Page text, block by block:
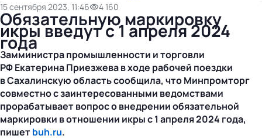
15 сентября 2023, 11:46 4 160
Обязательную маркировку
икры введут с 1 апреля 2024
года
Замминистра промышленности и торговли
РФ Екатерина Приезжева в ходе рабочей поездки
в Сахалинскую область сообщила, что Минпромторг
совместно с заинтересованными ведомствами
прорабатывает вопрос о внедрении обязательной
маркировки в отношении икры с 1 апреля 2024 года,
пишетbuh.ru.